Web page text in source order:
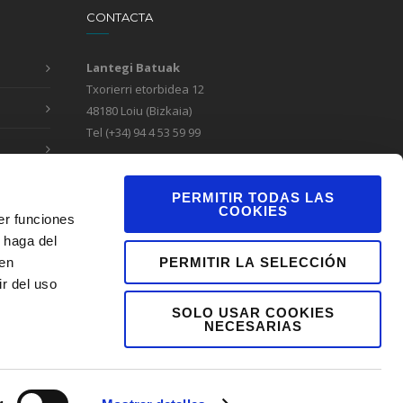
funciones
del
del uso
PERMITIR TODAS LAS
COOKIES
PERMITIR LA SELECCIÓN
SOLO USAR COOKIES
NECESARIAS
CONTACTA
Lantegi Batuak
Txorierri etorbidea 12
48180 Loiu (Bizkaia)
Tel (+34) 94 4 53 59 99
Canal de denuncias